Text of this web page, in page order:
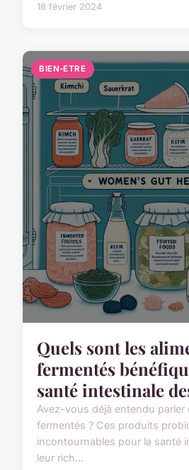
18 février 2024
BIEN-ETRE
Quels sont les
fermentés
santé intestinale
Avez-vous déjà entendu parler
fermentés ? Ces produits
incontournables pour la santé
leur rich...